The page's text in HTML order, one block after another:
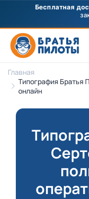
Бесплатная
Главная
Типография Братья
онлайн